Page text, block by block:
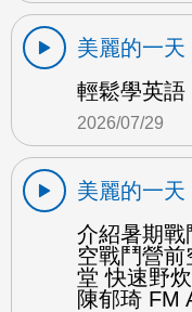
美麗的一天
輕鬆學英語
2026/07/29
美麗的一天
介紹暑期戰
空戰鬥營
堂 快速野
陳郁琦 FM